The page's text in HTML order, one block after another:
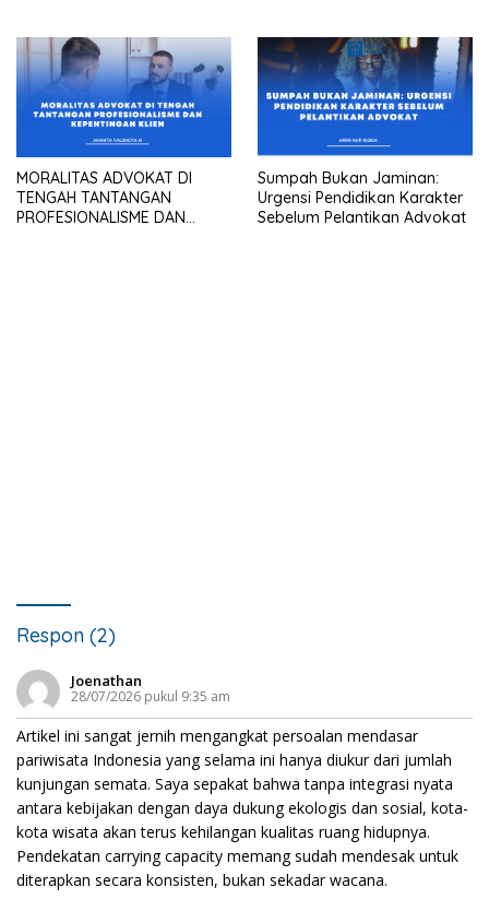
MORALITAS ADVOKAT DI
TENGAH TANTANGAN
PROFESIONALISME DAN
Sumpah Bukan Jaminan:
Urgensi Pendidikan Karakter
Sebelum Pelantikan Advokat
Respon (2)
Joenathan
28/07/2026 pukul 9:35 am
Artikel ini sangat jernih mengangkat persoalan mendasar
pariwisata Indonesia yang selama ini hanya diukur dari jumlah
kunjungan semata. Saya sepakat bahwa tanpa integrasi nyata
antara kebijakan dengan daya dukung ekologis dan sosial, kota-
kota wisata akan terus kehilangan kualitas ruang hidupnya.
Pendekatan carrying capacity memang sudah mendesak untuk
diterapkan secara konsisten, bukan sekadar wacana.